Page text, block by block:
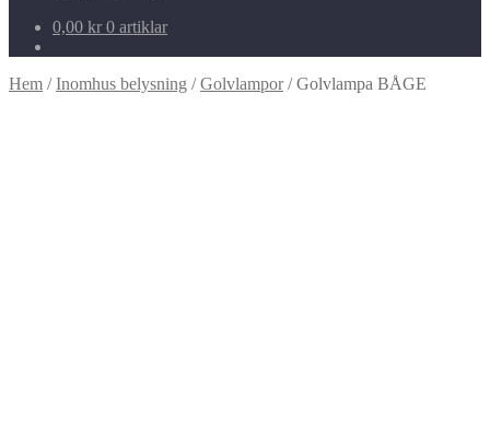
0,00 kr 0 artiklar
Hem /Inomhus belysning /Golvlampor/Golvlampa BÅGE